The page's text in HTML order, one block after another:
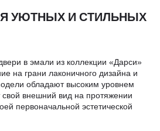
УЮТНЫХ И СТИЛЬНЫХ
в эмали из коллекции «Дарси»
на грани лаконичного дизайна и
обладают высоким уровнем
внешний вид на протяжении
первоначальной эстетической